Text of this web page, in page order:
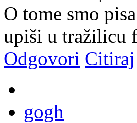
O tome smo
upiši u tražilicu
Odgovori Citiraj
gogh